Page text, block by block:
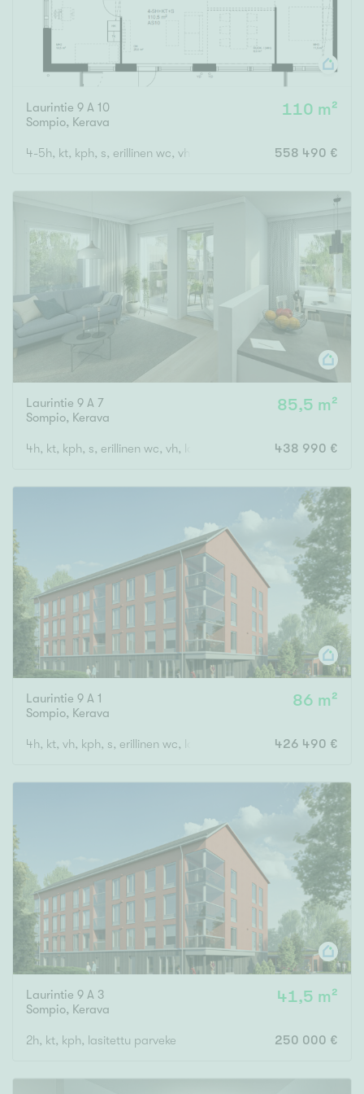
Laurintie 9 A 10
Sompio, Kerava
110 m²
4-5h, kt, kph, s, erillinen wc, vh, lasitettu parveke558 490 €
Laurintie 9 A 7
Sompio, Kerava
85,5 m²
4h, kt, kph, s, erillinen wc, vh, lasitettu parveke 438 990 €
Laurintie 9 A 1
Sompio, Kerava
86 m²
4h, kt, vh, kph, s, erillinen wc, lasitettu parveke 426 490 €
Laurintie 9 A 3
Sompio, Kerava
41,5 m²
2h, kt, kph, lasitettu parveke 250 000 €